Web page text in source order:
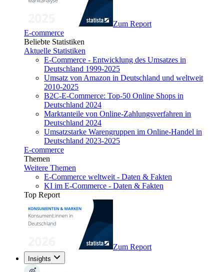
Zum Report
E-commerce
Beliebte Statistiken
Aktuelle Statistiken
E-Commerce - Entwicklung des Umsatzes in
Deutschland 1999-2025
Umsatz von Amazon in Deutschland und weltweit
2010-2025
B2C-E-Commerce: Top-50 Online Shops in
Deutschland 2024
Marktanteile von Online-Zahlungsverfahren in
Deutschland 2024
Umsatzstarke Warengruppen im Online-Handel in
Deutschland 2023-2025
E-commerce
Themen
Weitere Themen
E-Commerce weltweit - Daten & Fakten
KI im E-Commerce - Daten & Fakten
Top Report
Zum Report
Insights